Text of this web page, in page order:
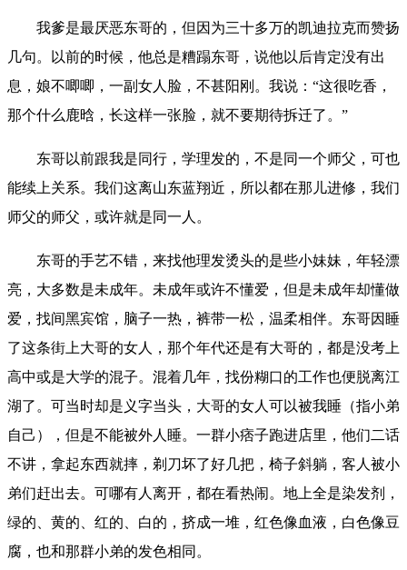
我爹是最厌恶东哥的，但因为三十多万的凯迪拉克而赞扬
几句。以前的时候，他总是糟蹋东哥，说他以后肯定没有出
息，娘不唧唧，一副女人脸，不甚阳刚。我说：“这很吃香，
那个什么鹿晗，长这样一张脸，就不要期待拆迁了。”
东哥以前跟我是同行，学理发的，不是同一个师父，可也
能续上关系。我们这离山东蓝翔近，所以都在那儿进修，我们
师父的师父，或许就是同一人。
东哥的手艺不错，来找他理发烫头的是些小妹妹，年轻漂
亮，大多数是未成年。未成年或许不懂爱，但是未成年却懂做
爱，找间黑宾馆，脑子一热，裤带一松，温柔相伴。东哥因睡
了这条街上大哥的女人，那个年代还是有大哥的，都是没考上
高中或是大学的混子。混着几年，找份糊口的工作也便脱离江
湖了。可当时却是义字当头，大哥的女人可以被我睡（指小弟
自己），但是不能被外人睡。一群小痞子跑进店里，他们二话
不讲，拿起东西就摔，剃刀坏了好几把，椅子斜躺，客人被小
弟们赶出去。可哪有人离开，都在看热闹。地上全是染发剂，
绿的、黄的、红的、白的，挤成一堆，红色像血液，白色像豆
腐，也和那群小弟的发色相同。